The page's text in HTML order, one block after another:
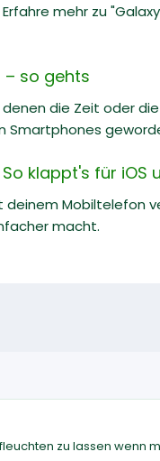
mehr zu
– so gehts
denen die Zeit oder
Smartphones
klappt's für iOS
Mobiltelefon
macht.
zu lassen wenn